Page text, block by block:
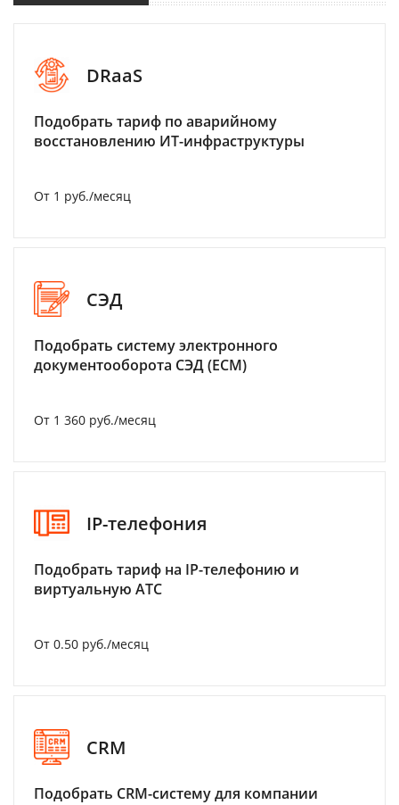
DRaaS
Подобрать тариф по аварийному
восстановлению ИТ-инфраструктуры
От 1 руб./месяц
СЭД
Подобрать систему электронного
документооборота СЭД (ECM)
От 1 360 руб./месяц
IP-телефония
Подобрать тариф на IP-телефонию и
виртуальную АТС
От 0.50 руб./месяц
CRM
Подобрать CRM-систему для компании